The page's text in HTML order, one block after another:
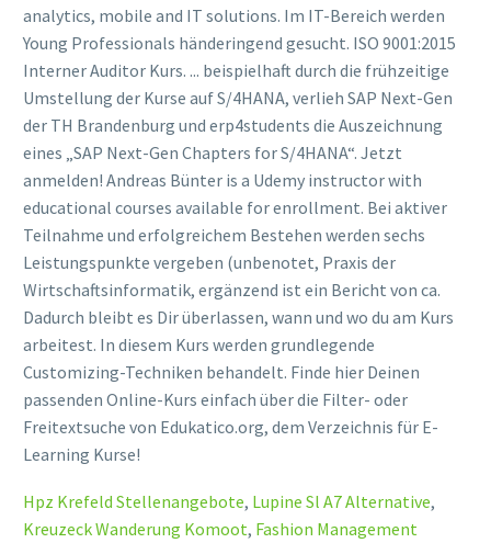
analytics, mobile and IT solutions. Im IT-Bereich werden
Young Professionals händeringend gesucht. ISO 9001:2015
Interner Auditor Kurs. ... beispielhaft durch die frühzeitige
Umstellung der Kurse auf S/4HANA, verlieh SAP Next-Gen
der TH Brandenburg und erp4students die Auszeichnung
eines „SAP Next-Gen Chapters for S/4HANA“. Jetzt
anmelden! Andreas Bünter is a Udemy instructor with
educational courses available for enrollment. Bei aktiver
Teilnahme und erfolgreichem Bestehen werden sechs
Leistungspunkte vergeben (unbenotet, Praxis der
Wirtschaftsinformatik, ergänzend ist ein Bericht von ca.
Dadurch bleibt es Dir überlassen, wann und wo du am Kurs
arbeitest. In diesem Kurs werden grundlegende
Customizing-Techniken behandelt. Finde hier Deinen
passenden Online-Kurs einfach über die Filter- oder
Freitextsuche von Edukatico.org, dem Verzeichnis für E-
Learning Kurse!
Hpz Krefeld Stellenangebote, Lupine Sl A7 Alternative,
Kreuzeck Wanderung Komoot, Fashion Management